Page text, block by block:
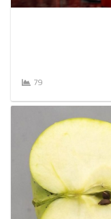
79